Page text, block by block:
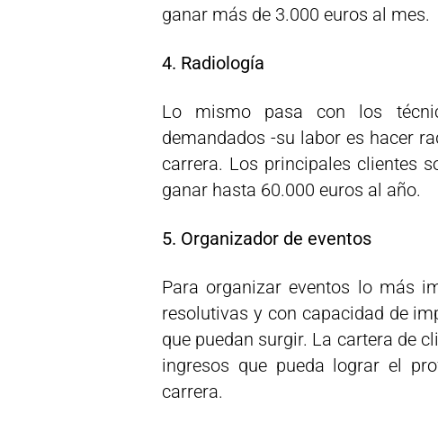
ganar más de 3.000 euros al mes.
4. Radiología
Lo mismo pasa con los
demandados -su labor es hacer
carrera. Los principales clientes
ganar hasta 60.000 euros al año.
5. Organizador de eventos
Para organizar eventos lo más
resolutivas y con capacidad de
que puedan surgir. La cartera de
ingresos que pueda lograr el
carrera.